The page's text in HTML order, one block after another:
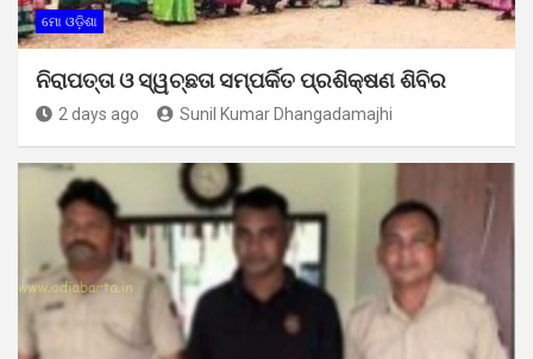
ମୋ ଓଡ଼ିଶା
ନିରାପତ୍ତା ଓ ସ୍ୱଚ୍ଛତା ସମ୍ପର୍କିତ ପ୍ରଶିକ୍ଷଣ ଶିବିର
2 days ago Sunil Kumar Dhangadamajhi